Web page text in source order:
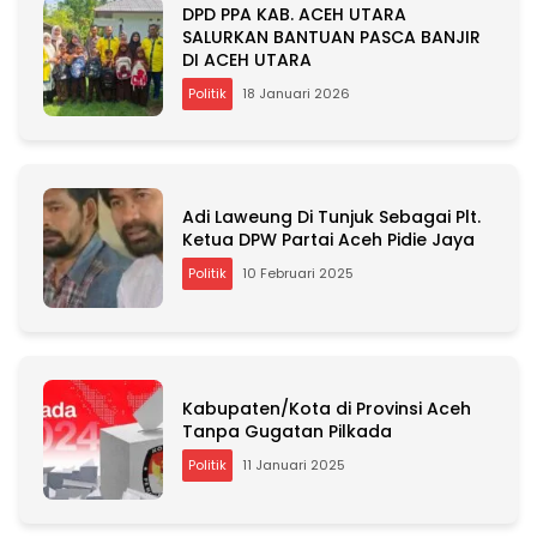
DPD PPA KAB. ACEH UTARA
SALURKAN BANTUAN PASCA BANJIR
DI ACEH UTARA
Politik 18 Januari 2026
Adi Laweung Di Tunjuk Sebagai Plt.
Ketua DPW Partai Aceh Pidie Jaya
Politik 10 Februari 2025
Kabupaten/Kota di Provinsi Aceh
Tanpa Gugatan Pilkada
Politik 11 Januari 2025